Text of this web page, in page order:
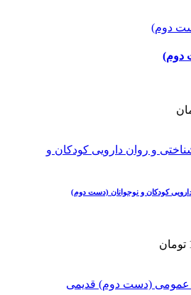
دوم)
کودکان و نوجوانان (دست دوم)